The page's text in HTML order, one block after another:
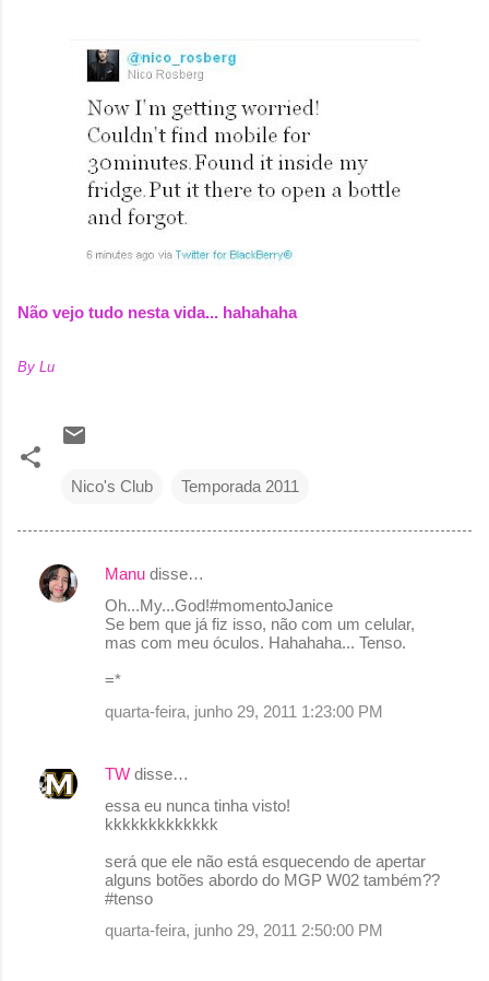
Não vejo tudo nesta vida... hahahaha
By Lu
Nico's Club Temporada 2011
C
á
r
Manu disse…
Oh...My...God!#momentoJanice
Se bem que já fiz isso, não com um celular,
mas com meu óculos. Hahahaha... Tenso.
=*
quarta-feira, junho 29, 2011 1:23:00 PM
TW disse…
essa eu nunca tinha visto!
kkkkkkkkkkkkk
será que ele não está esquecendo de apertar
alguns botões abordo do MGP W02 também??
#tenso
quarta-feira, junho 29, 2011 2:50:00 PM